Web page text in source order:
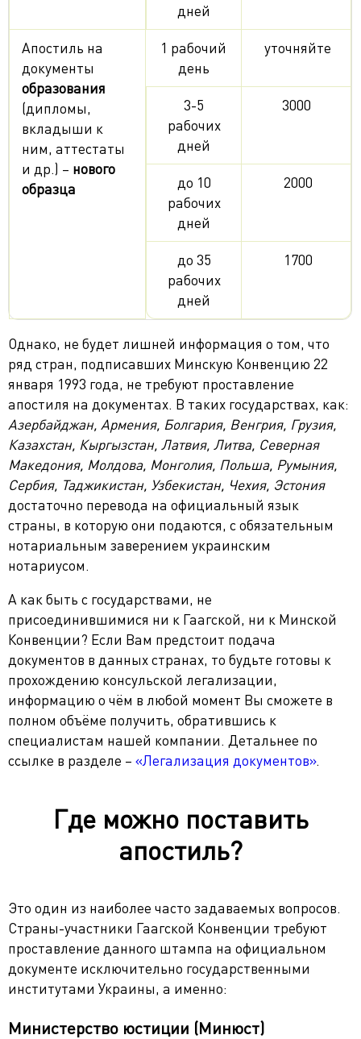
дней
Апостиль на
документы
образования
(дипломы,
вкладыши к
ним, аттестаты
и др.) – нового
образца
1 рабочий
день
уточняйте
3-5
рабочих
дней
3000
до 10
рабочих
дней
2000
до 35
рабочих
дней
1700
Однако, не будет лишней информация о том, что
ряд стран, подписавших Минскую Конвенцию 22
января 1993 года, не требуют проставление
апостиля на документах. В таких государствах, как:
Азербайджан, Армения, Болгария, Венгрия, Грузия,
Казахстан, Кыргызстан, Латвия, Литва, Северная
Македония, Молдова, Монголия, Польша, Румыния,
Сербия, Таджикистан, Узбекистан, Чехия, Эстония
достаточно перевода на официальный язык
страны, в которую они подаются, с обязательным
нотариальным заверением украинским
нотариусом.
А как быть с государствами, не
присоединившимися ни к Гаагской, ни к Минской
Конвенции? Если Вам предстоит подача
документов в данных странах, то будьте готовы к
прохождению консульской легализации,
информацию о чём в любой момент Вы сможете в
полном объёме получить, обратившись к
специалистам нашей компании. Детальнее по
ссылке в разделе – «Легализация документов».
Где можно поставить
апостиль?
Это один из наиболее часто задаваемых вопросов.
Страны-участники Гаагской Конвенции требуют
проставление данного штампа на официальном
документе исключительно государственными
институтами Украины, а именно:
Министерство юстиции (Минюст)